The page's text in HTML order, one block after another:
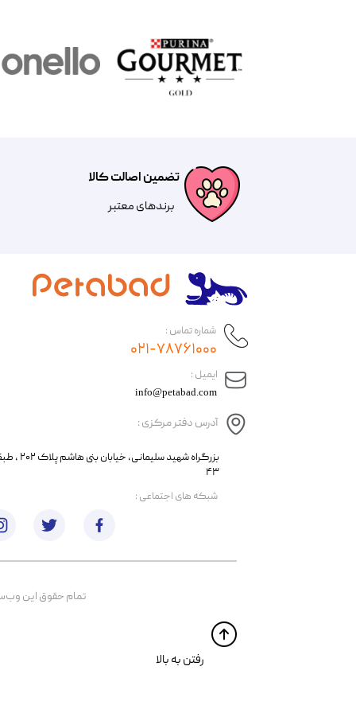
تضمین اصالت کالا
​​برندهای معتبر​​​​​​​
​ایمیل :
آدرس دفتر مرکزی :
info@petabad.com
​​بزرگراه شهید
۴۳
شماره تماس :
۰۲۱-۷۸۷۶۱۰۰۰
تمام حقوق اين
​​رفتن به بالا
​شبکه های اجتماعی :